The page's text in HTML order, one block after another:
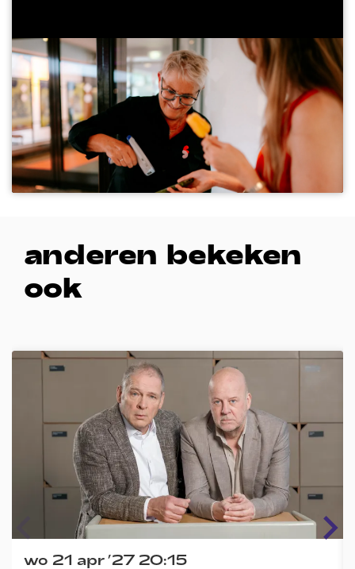
anderen bekeken
ook
wo 21 apr ’27 20:15